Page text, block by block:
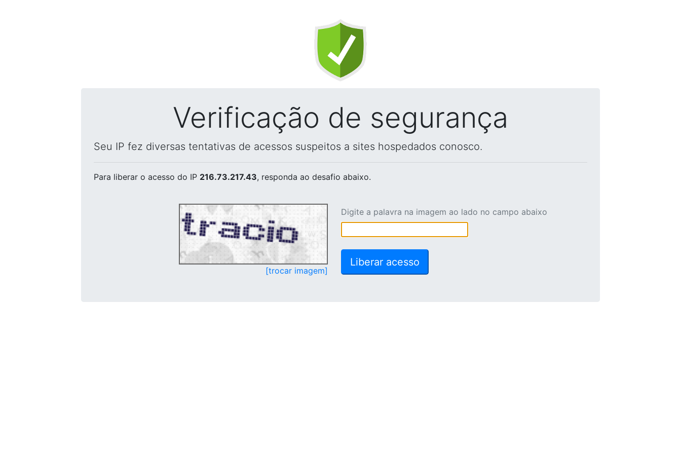
Verificação de segurança
Seu IP fez diversas tentativas de acessos suspeitos a sites hospedados conosco.
Para liberar o acesso do IP 216.73.217.43, responda ao desafio abaixo.
[trocar imagem]
Digite a palavra na imagem ao lado no campo abaixo